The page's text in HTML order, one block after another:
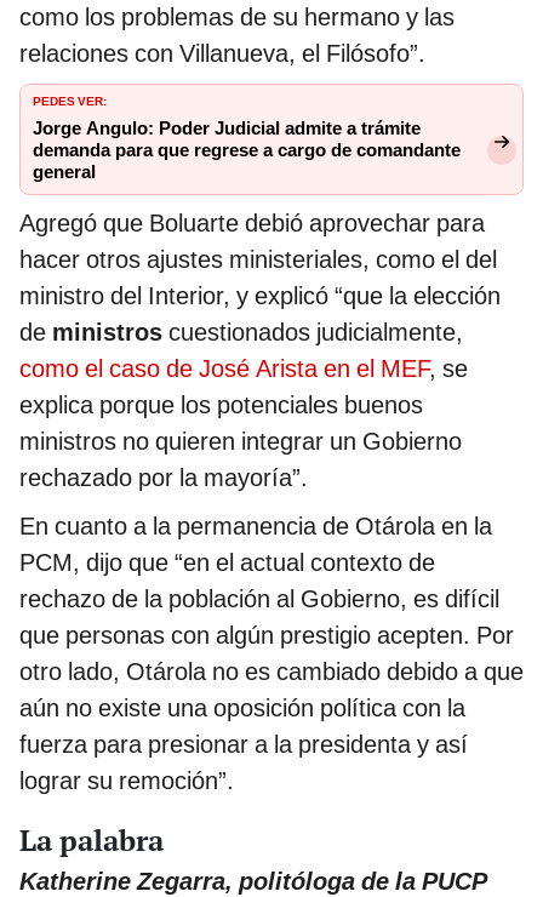
como los problemas de su hermano y las
relaciones con Villanueva, el Filósofo”.
PEDES VER:
Jorge Angulo: Poder Judicial admite a trámite
demanda para que regrese a cargo de comandante
general
Agregó que Boluarte debió aprovechar para
hacer otros ajustes ministeriales, como el del
ministro del Interior, y explicó “que la elección
de ministros cuestionados judicialmente,
como el caso de José Arista en el MEF, se
explica porque los potenciales buenos
ministros no quieren integrar un Gobierno
rechazado por la mayoría”.
En cuanto a la permanencia de Otárola en la
PCM, dijo que “en el actual contexto de
rechazo de la población al Gobierno, es difícil
que personas con algún prestigio acepten. Por
otro lado, Otárola no es cambiado debido a que
aún no existe una oposición política con la
fuerza para presionar a la presidenta y así
lograr su remoción”.
La palabra
Katherine Zegarra, politóloga de la PUCP